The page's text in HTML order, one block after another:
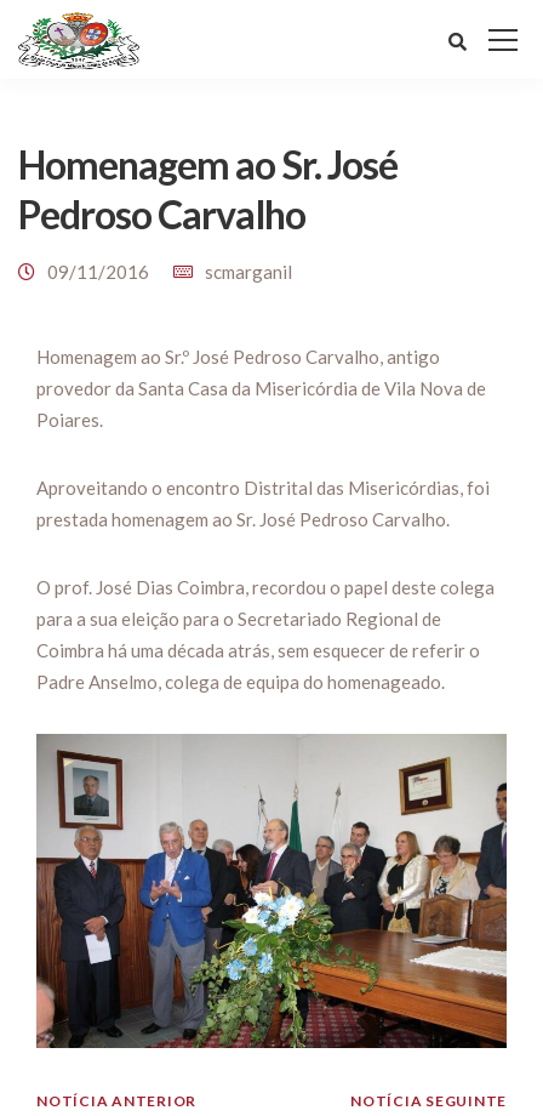
Homenagem ao Sr. José
Pedroso Carvalho
09/11/2016 scmarganil
Homenagem ao Sr.º José Pedroso Carvalho, antigo
provedor da Santa Casa da Misericórdia de Vila Nova de
Poiares.
Aproveitando o encontro Distrital das Misericórdias, foi
prestada homenagem ao Sr. José Pedroso Carvalho.
O prof. José Dias Coimbra, recordou o papel deste colega
para a sua eleição para o Secretariado Regional de
Coimbra há uma década atrás, sem esquecer de referir o
Padre Anselmo, colega de equipa do homenageado.
NOTÍCIA ANTERIOR NOTÍCIA SEGUINTE